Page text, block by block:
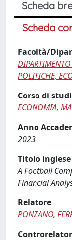
Scheda
Scheda
Facoltà/
POLITICHE,
Corso di
ECONOMIA,
Anno
2023
Titolo inglese
A Football
Financial
Relatore
PONZANO,